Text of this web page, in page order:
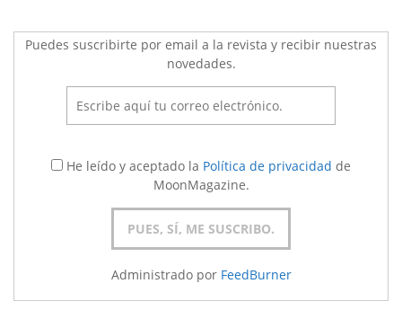
Puedes suscribirte por email a la revista y recibir nuestras
novedades.
He leído y aceptado la Política de privacidad de
MoonMagazine.
Administrado por FeedBurner